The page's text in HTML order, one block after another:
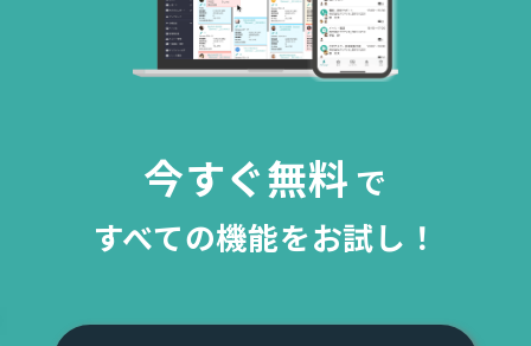
今すぐ無料 で
すべての機能をお試し！